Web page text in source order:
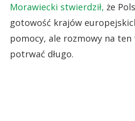
Morawiecki stwierdził, że
gotowość krajów
pomocy, ale rozmowy na
potrwać długo.